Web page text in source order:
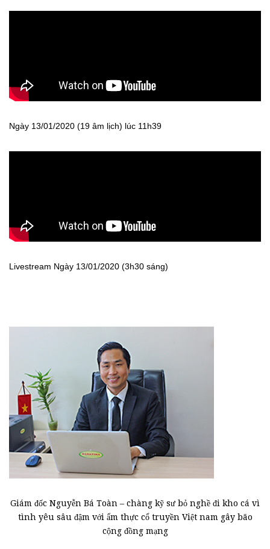
Ngày 13/01/2020 (19 âm lịch) lúc 11h39
Livestream Ngày 13/01/2020 (3h30 sáng)
Giám đốc Nguyễn Bá Toàn – chàng kỹ sư bỏ nghề đi kho cá vì
tình yêu sâu đậm với ẩm thực cổ truyền Việt nam gây bão
cộng đồng mạng